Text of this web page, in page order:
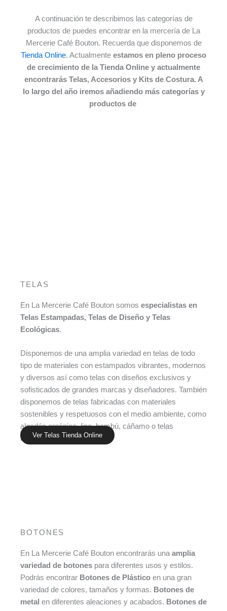
A continuación te describimos las categorías de
productos de puedes encontrar en la mercería de La
Mercerie Café Bouton. Recuerda que disponemos de
Tienda Online. Actualmente estamos en pleno proceso
de crecimiento de la Tienda Online y actualmente
encontrarás Telas, Accesorios y Kits de Costura. A
lo largo del año iremos añadiendo más categorías y
productos de
TELAS
En La Mercerie Café Bouton somos especialistas en
Telas Estampadas, Telas de Diseño y Telas
Ecológicas.
Disponemos de una amplia variedad en telas de todo
tipo de materiales con estampados vibrantes, modernos
y diversos así como telas con diseños exclusivos y
sofisticados de grandes marcas y diseñadores. También
disponemos de telas fabricadas con materiales
sostenibles y respetuosos con el medio ambiente, como
algodón orgánico, lino, bambú, cáñamo o telas
recicladas.
Ver Telas Tienda Online
BOTONES
En La Mercerie Café Bouton encontrarás unaamplia
variedad de botones para diferentes usos y estilos.
Podrás encontrar Botones de Plástico en una gran
variedad de colores, tamaños y formas. Botones de
metal en diferentes aleaciones y acabados. Botones de